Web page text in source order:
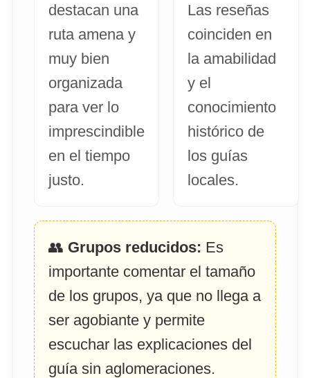
destacan una
ruta amena y
muy bien
organizada
para ver lo
imprescindible
en el tiempo
justo.
Las reseñas
coinciden en
la amabilidad
y el
conocimiento
histórico de
los guías
locales.
👥 Grupos reducidos: Es
importante comentar el tamaño
de los grupos, ya que no llega a
ser agobiante y permite
escuchar las explicaciones del
guía sin aglomeraciones.